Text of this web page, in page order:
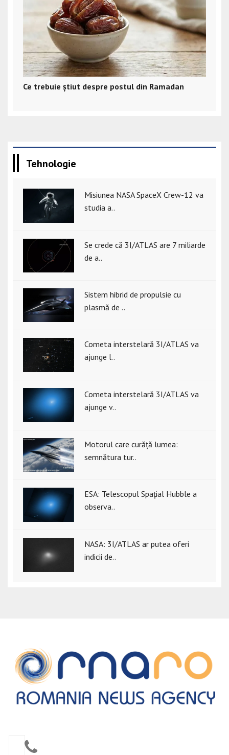
Ce trebuie știut despre postul din Ramadan
Tehnologie
Misiunea NASA SpaceX Crew-12 va
studia a..
Se crede că 3I/ATLAS are 7 miliarde
de a..
Sistem hibrid de propulsie cu
plasmă de ..
Cometa interstelară 3I/ATLAS va
ajunge l..
Cometa interstelară 3I/ATLAS va
ajunge v..
Motorul care curăță lumea:
semnătura tur..
ESA: Telescopul Spațial Hubble a
observa..
NASA: 3I/ATLAS ar putea oferi
indicii de..